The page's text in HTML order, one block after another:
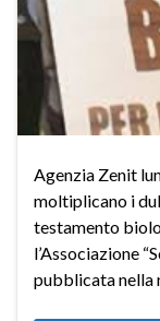
Agenzia Zenit
moltiplicano i
testamento
l’Associazione
pubblicata nella